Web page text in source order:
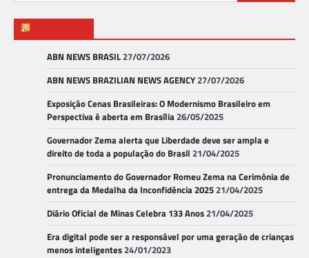
ABN NEWS BRASIL27/07/2026
ABN NEWS BRAZILIAN NEWS AGENCY27/07/2026
Exposição Cenas Brasileiras: O Modernismo Brasileiro em
Perspectiva é aberta em Brasília26/05/2025
Governador Zema alerta que Liberdade deve ser ampla e
direito de toda a população do Brasil 21/04/2025
Pronunciamento do Governador Romeu Zema na Cerimônia de
entrega da Medalha da Inconfidência 202521/04/2025
Diário Oficial de Minas Celebra 133 Anos21/04/2025
Era digital pode ser a responsável por uma geração de crianças
menos inteligentes24/01/2023